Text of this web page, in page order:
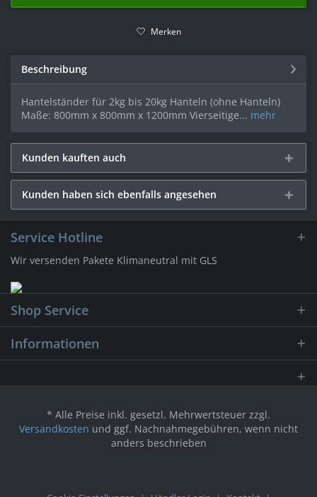
Merken
Beschreibung
Hantelständer für 2kg bis 20kg Hanteln (ohne Hanteln)
Maße: 800mm x 800mm x 1200mm Vierseitige... mehr
Kunden kauften auch
Kunden haben sich ebenfalls angesehen
Service Hotline
Wir versenden Pakete Klimaneutral mit GLS
Shop Service
Informationen
* Alle Preise inkl. gesetzl. Mehrwertsteuer zzgl.
Versandkosten und ggf. Nachnahmegebühren, wenn nicht
anders beschrieben